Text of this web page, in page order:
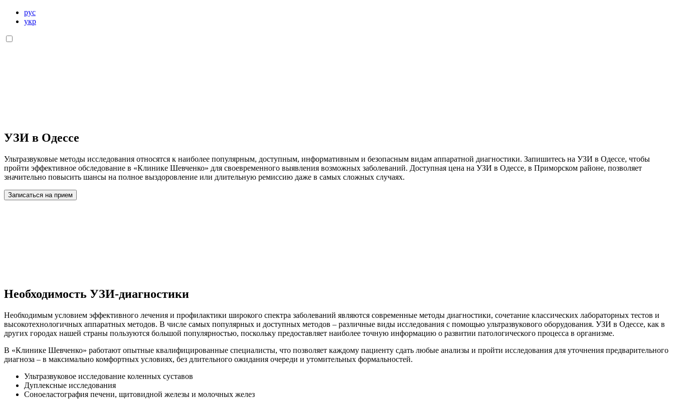
рус
укр
УЗИ в Одессе
Ультразвуковые методы исследования относятся к наиболее популярным, доступным, информативным и безопасным видам аппаратной диагностики. Запишитесь на УЗИ в Одессе, чтобы
пройти эффективное обследование в «Клинике Шевченко» для своевременного выявления возможных заболеваний. Доступная цена на УЗИ в Одессе, в Приморском районе, позволяет
значительно повысить шансы на полное выздоровление или длительную ремиссию даже в самых сложных случаях.
Записаться на прием
Необходимость УЗИ-диагностики
Необходимым условием эффективного лечения и профилактики широкого спектра заболеваний являются современные методы диагностики, сочетание классических лабораторных тестов и
высокотехнологичных аппаратных методов. В числе самых популярных и доступных методов – различные виды исследования с помощью ультразвукового оборудования. УЗИ в Одессе, как в
других городах нашей страны пользуются большой популярностью, поскольку предоставляет наиболее точную информацию о развитии патологического процесса в организме.
В «Клинике Шевченко» работают опытные квалифицированные специалисты, что позволяет каждому пациенту сдать любые анализы и пройти исследования для уточнения предварительного
диагноза – в максимально комфортных условиях, без длительного ожидания очереди и утомительных формальностей.
Ультразвуковое исследование коленных суставов
Дуплексные исследования
Соноеластография печени, щитовидной железы и молочных желез